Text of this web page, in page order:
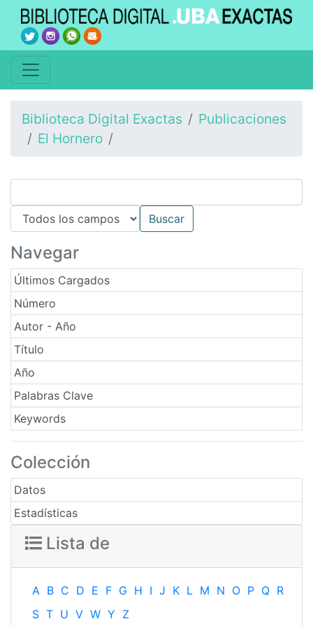
Biblioteca Digital Exactas
Publicaciones
El Hornero
Navegar
Últimos Cargados
Número
Autor - Año
Título
Año
Palabras Clave
Keywords
Colección
Datos
Estadísticas
Lista de
A B C D E F G H I J K L M N O P Q R
S T U V W Y Z